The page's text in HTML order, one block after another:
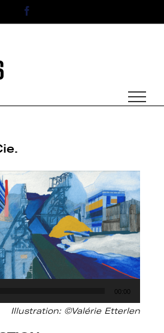
00:00
Illustration: ©Valérie Etterlen